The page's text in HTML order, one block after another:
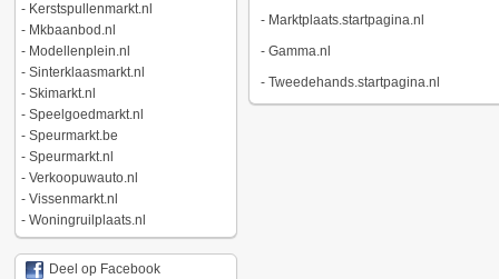
- Kerstspullenmarkt.nl
- Mkbaanbod.nl
- Modellenplein.nl
- Sinterklaasmarkt.nl
- Skimarkt.nl
- Speelgoedmarkt.nl
- Speurmarkt.be
- Speurmarkt.nl
- Verkoopuwauto.nl
- Vissenmarkt.nl
- Woningruilplaats.nl
Deel op Facebook
- Marktplaats.startpagina.nl
- Gamma.nl
- Tweedehands.startpagina.nl